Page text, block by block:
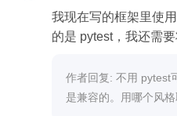
我现在写的框架里使
的是 pytest，我还需
作者回复: 不用 pytest
是兼容的。用哪个风格